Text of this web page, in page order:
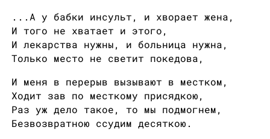
...А у бабки инсульт, и хворает жена,
И того не хватает и этого,
И лекарства нужны, и больница нужна,
Только место не светит покедова,
И меня в перерыв вызывают в местком,
Ходит зав по месткому присядкою,
Раз уж дело такое, то мы подмогнем,
Безвозвратною ссудим десяткою.